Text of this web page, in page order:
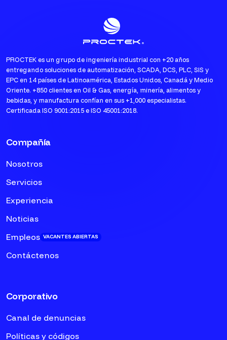
PROCTEK es un grupo de ingeniería industrial con +20 años
entregando soluciones de automatización, SCADA, DCS, PLC, SIS y
EPC en 14 países de Latinoamérica, Estados Unidos, Canadá y Medio
Oriente. +850 clientes en Oil & Gas, energía, minería, alimentos y
bebidas, y manufactura confían en sus +1,000 especialistas.
Certificada ISO 9001:2015 e ISO 45001:2018.
Compañía
Nosotros
Servicios
Experiencia
Noticias
Empleos VACANTES ABIERTAS
Contáctenos
Corporativo
Canal de denuncias
Políticas y códigos